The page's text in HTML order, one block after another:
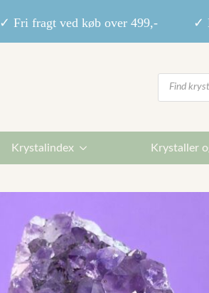
✓ Fri fragt ved køb over 499,- ✓
Products
search
Krystalindex Krystaller